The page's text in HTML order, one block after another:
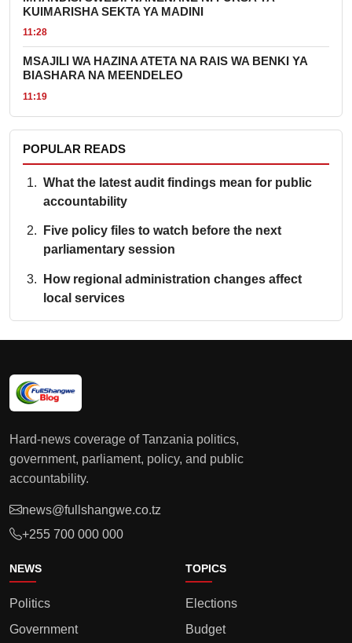
KUIMARISHA SEKTA YA MADINI
11:28
MSAJILI WA HAZINA ATETA NA RAIS WA BENKI YA
BIASHARA NA MEENDELEO
11:19
POPULAR READS
What the latest audit findings mean for public
accountability
Five policy files to watch before the next
parliamentary session
How regional administration changes affect
local services
Hard-news coverage of Tanzania politics,
government, parliament, policy, and public
accountability.
news@fullshangwe.co.tz
+255 700 000 000
NEWS
Politics
Government
TOPICS
Elections
Budget